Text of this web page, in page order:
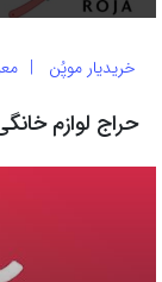
خریدیار موپُن
حراج لوازم